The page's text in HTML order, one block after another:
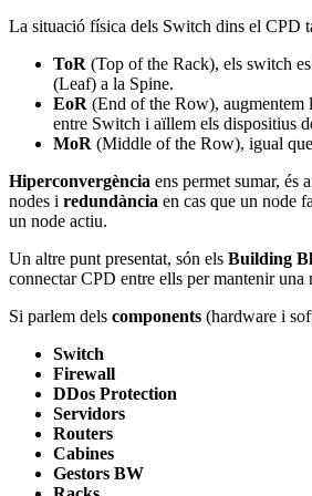
La situació física dels Switch dins el CPD
ToR (Top of the Rack), els switch
(Leaf) a la Spine.
EoR (End of the Row), augmentem
entre Switch i aïllem els dispositius
MoR (Middle of the Row), igual
Hiperconvergència ens permet sumar, és
nodes i redundància en cas que un node
un node actiu.
Un altre punt presentat, són els Building
connectar CPD entre ells per mantenir
Si parlem dels components (hardware i
Switch
Firewall
DDos Protection
Servidors
Routers
Cabines
Gestors BW